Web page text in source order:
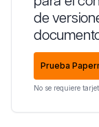
de
Prueba
No se requiere